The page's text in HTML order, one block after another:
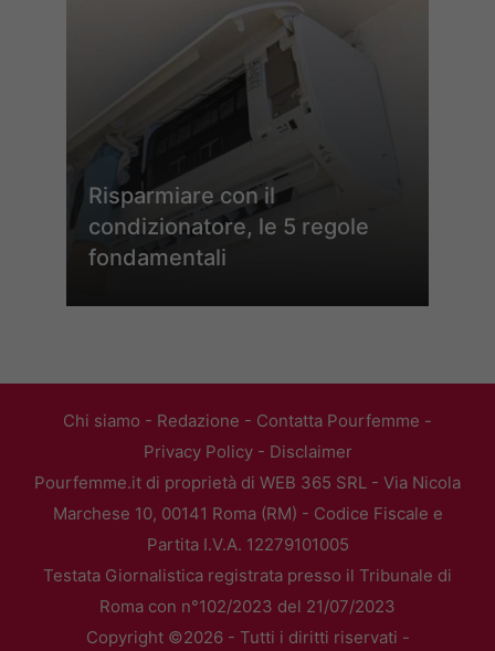
Risparmiare con il
condizionatore, le 5 regole
fondamentali
Chi siamo - Redazione - Contatta Pourfemme -
Privacy Policy- Disclaimer
Pourfemme.it di proprietà di WEB 365 SRL - Via Nicola
Marchese 10, 00141 Roma (RM) - Codice Fiscale e
Partita I.V.A. 12279101005
Testata Giornalistica registrata presso il Tribunale di
Roma con n°102/2023 del 21/07/2023
Copyright ©2026 - Tutti i diritti riservati -